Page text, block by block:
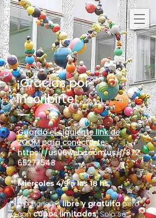
¡Gracias por
inscribirte!
Guardá el siguiente link de
ZOOM para conectarte:
https://us06web.zoom.us/j/872
65277548
Miércoles 4/9 a las 18 hs.
La charla eslibre y gratuitapero
concupos limitados. Solo se